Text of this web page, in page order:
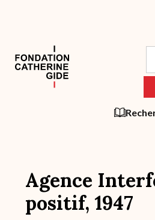
principal
Agence
positif, 1947